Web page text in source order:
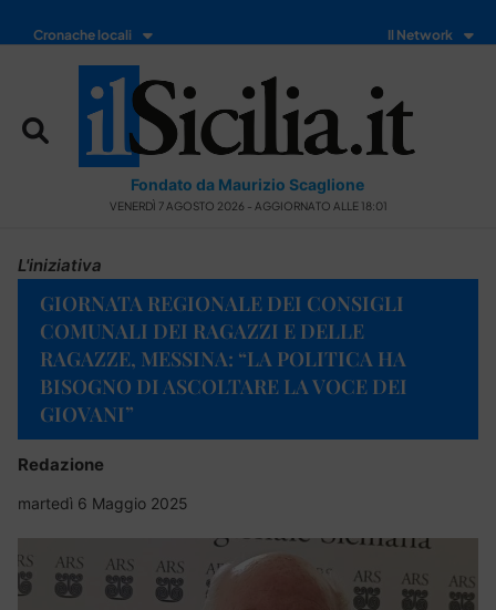
Cronache locali Il Network
Fondato da Maurizio Scaglione
VENERDÌ 7 AGOSTO 2026 - AGGIORNATO ALLE 18:01
L'iniziativa
GIORNATA REGIONALE DEI CONSIGLI
COMUNALI DEI RAGAZZI E DELLE
RAGAZZE, MESSINA: “LA POLITICA HA
BISOGNO DI ASCOLTARE LA VOCE DEI
GIOVANI”
Redazione
martedì 6 Maggio 2025